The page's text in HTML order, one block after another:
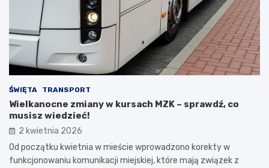
ŚWIĘTA TRANSPORT
Wielkanocne zmiany w kursach MZK – sprawdź, co
musisz wiedzieć!
2 kwietnia 2026
Od początku kwietnia w mieście wprowadzono korekty w
funkcjonowaniu komunikacji miejskiej, które mają związek z